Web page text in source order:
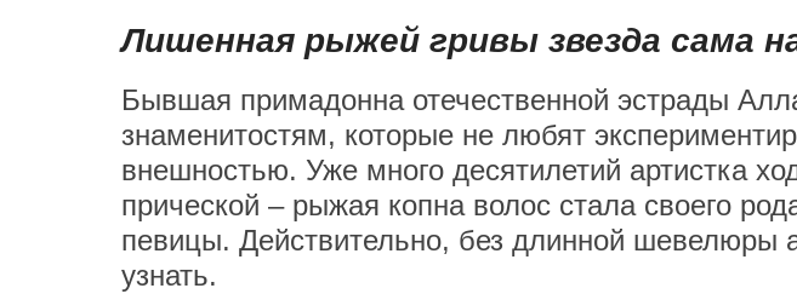
Лишенная рыжей гривы звезда сама
Бывшая примадонна отечественной эстрады
знаменитостям, которые не любят
внешностью. Уже много десятилетий артистка
прической – рыжая копна волос стала своего
певицы. Действительно, без длинной шевелюры
узнать.